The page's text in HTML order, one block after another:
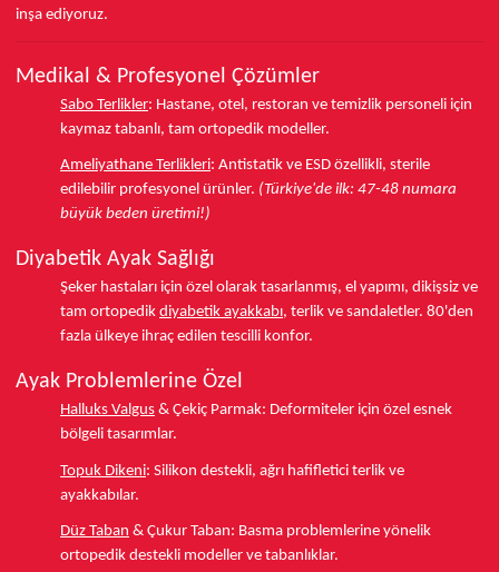
inşa ediyoruz.
Medikal & Profesyonel Çözümler
Sabo Terlikler: Hastane, otel, restoran ve temizlik personeli için
kaymaz tabanlı, tam ortopedik modeller.
Ameliyathane Terlikleri: Antistatik ve ESD özellikli, sterile
edilebilir profesyonel ürünler. (Türkiye'de ilk: 47-48 numara
büyük beden üretimi!)
Diyabetik Ayak Sağlığı
Şeker hastaları için özel olarak tasarlanmış, el yapımı, dikişsiz ve
tam ortopedik diyabetik ayakkabı, terlik ve sandaletler. 80'den
fazla ülkeye ihraç edilen tescilli konfor.
Ayak Problemlerine Özel
Halluks Valgus & Çekiç Parmak: Deformiteler için özel esnek
bölgeli tasarımlar.
Topuk Dikeni: Silikon destekli, ağrı hafifletici terlik ve
ayakkabılar.
Düz Taban & Çukur Taban: Basma problemlerine yönelik
ortopedik destekli modeller ve tabanlıklar.